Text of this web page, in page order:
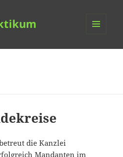
die Kanzlei
Mandanten im